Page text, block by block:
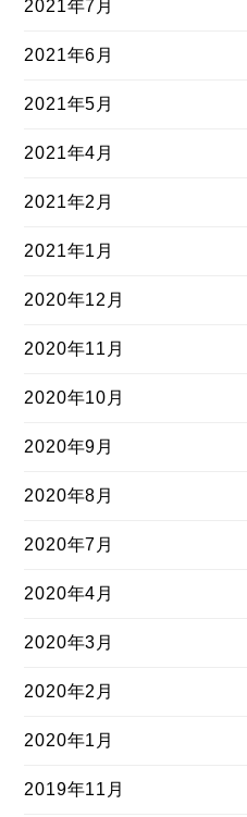
2021年7月
2021年6月
2021年5月
2021年4月
2021年2月
2021年1月
2020年12月
2020年11月
2020年10月
2020年9月
2020年8月
2020年7月
2020年4月
2020年3月
2020年2月
2020年1月
2019年11月